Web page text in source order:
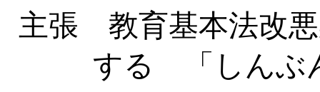
主張 教育基本法改
する 「しんぶ